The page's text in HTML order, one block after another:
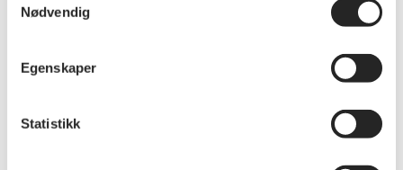
Nødvendig
Egenskaper
Statistikk